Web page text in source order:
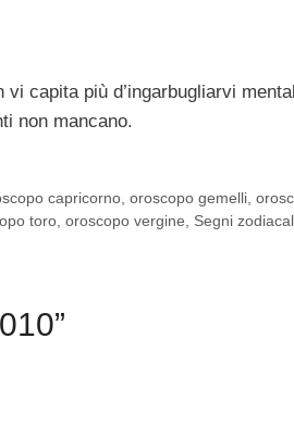
capita più d’ingarbugliarvi
non mancano.
capricorno ,oroscopo gemelli ,
toro oroscopo vergine Segni